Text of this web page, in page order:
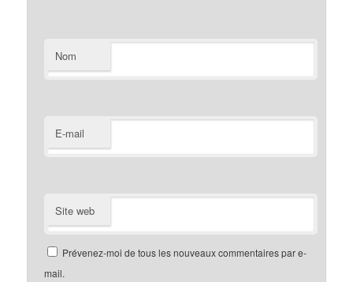
Nom
E-mail
Site web
Prévenez-moi de tous les nouveaux commentaires par e-
mail.